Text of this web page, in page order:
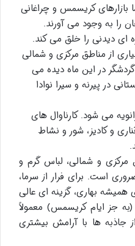
کریسمس و چراغانی
به وجود می آورند.
ای دیدنی را خلق می کند.
از مناطق مرکزی و شمالی
در این ماه دیده می
در پیرنه و سیرا نوادا
می شود. کارناوال های
و کادیز، شور و نشاط
مرکزی و شمالی، لباس گرم و
است. برای فرار از سرما،
همیشه بهاری، گزینه ای عالی
جز ایام کریسمس) معمولاً
جاذبه ها با آرامش بیشتری